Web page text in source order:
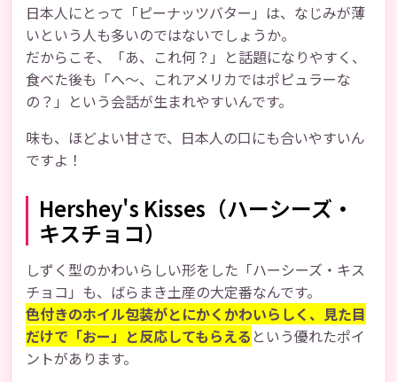
日本人にとって「ピーナッツバター」は、なじみが薄
いという人も多いのではないでしょうか。
だからこそ、「あ、これ何？」と話題になりやすく、
食べた後も「へ～、これアメリカではポピュラーな
の？」という会話が生まれやすいんです。
味も、ほどよい甘さで、日本人の口にも合いやすいん
ですよ！
Hershey's Kisses（ハーシーズ・
キスチョコ）
しずく型のかわいらしい形をした「ハーシーズ・キス
チョコ」も、ばらまき土産の大定番なんです。
色付きのホイル包装がとにかくかわいらしく、見た目
だけで「おー」と反応してもらえる という優れたポイ
ントがあります。